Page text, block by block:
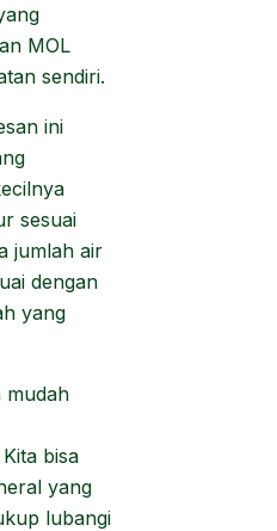
MOL
sendiri.
ini
sesuai
jumlah air
dengan
yang
mudah
bisa
yang
lubangi